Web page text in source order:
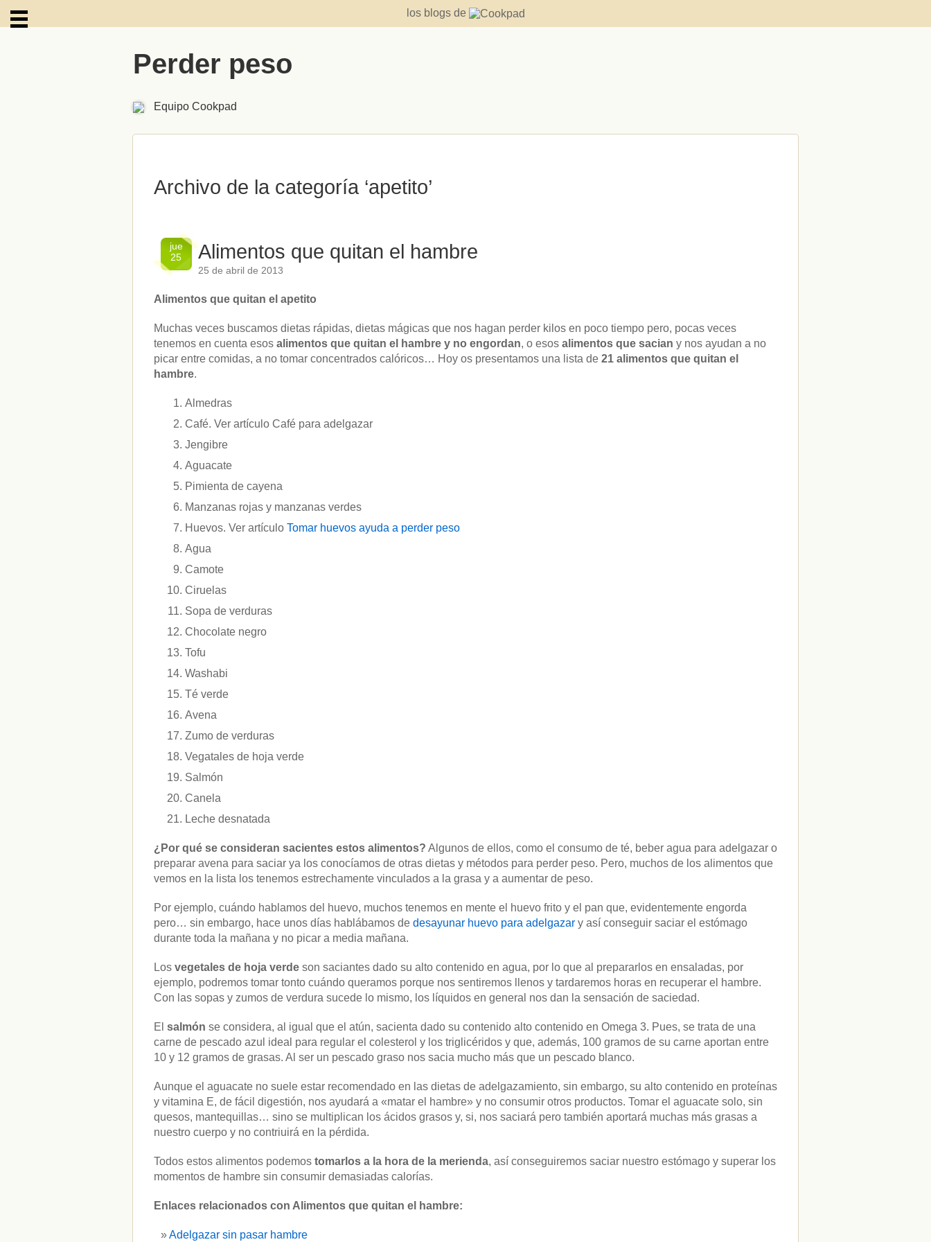
los blogs de
Perder peso
Equipo Cookpad
Archivo de la categoría ‘apetito’
jue
25
Alimentos que quitan el hambre
25 de abril de 2013
Alimentos que quitan el apetito
Muchas veces buscamos dietas rápidas, dietas mágicas que nos hagan perder kilos en poco tiempo pero, pocas veces
tenemos en cuenta esos alimentos que quitan el hambre y no engordan, o esos alimentos que sacian y nos ayudan a no
picar entre comidas, a no tomar concentrados calóricos… Hoy os presentamos una lista de 21 alimentos que quitan el
hambre.
Almedras
Café. Ver artículo Café para adelgazar
Jengibre
Aguacate
Pimienta de cayena
Manzanas rojas y manzanas verdes
Huevos. Ver artículo Tomar huevos ayuda a perder peso
Agua
Camote
Ciruelas
Sopa de verduras
Chocolate negro
Tofu
Washabi
Té verde
Avena
Zumo de verduras
Vegatales de hoja verde
Salmón
Canela
Leche desnatada
¿Por qué se consideran sacientes estos alimentos? Algunos de ellos, como el consumo de té, beber agua para adelgazar o
preparar avena para saciar ya los conocíamos de otras dietas y métodos para perder peso. Pero, muchos de los alimentos que
vemos en la lista los tenemos estrechamente vinculados a la grasa y a aumentar de peso.
Por ejemplo, cuándo hablamos del huevo, muchos tenemos en mente el huevo frito y el pan que, evidentemente engorda
pero… sin embargo, hace unos días hablábamos de desayunar huevo para adelgazar y así conseguir saciar el estómago
durante toda la mañana y no picar a media mañana.
Los vegetales de hoja verde son saciantes dado su alto contenido en agua, por lo que al prepararlos en ensaladas, por
ejemplo, podremos tomar tonto cuándo queramos porque nos sentiremos llenos y tardaremos horas en recuperar el hambre.
Con las sopas y zumos de verdura sucede lo mismo, los líquidos en general nos dan la sensación de saciedad.
El salmón se considera, al igual que el atún, sacienta dado su contenido alto contenido en Omega 3. Pues, se trata de una
carne de pescado azul ideal para regular el colesterol y los triglicéridos y que, además, 100 gramos de su carne aportan entre
10 y 12 gramos de grasas. Al ser un pescado graso nos sacia mucho más que un pescado blanco.
Aunque el aguacate no suele estar recomendado en las dietas de adelgazamiento, sin embargo, su alto contenido en proteínas
y vitamina E, de fácil digestión, nos ayudará a «matar el hambre» y no consumir otros productos. Tomar el aguacate solo, sin
quesos, mantequillas… sino se multiplican los ácidos grasos y, si, nos saciará pero también aportará muchas más grasas a
nuestro cuerpo y no contriuirá en la pérdida.
Todos estos alimentos podemos tomarlos a la hora de la merienda, así conseguiremos saciar nuestro estómago y superar los
momentos de hambre sin consumir demasiadas calorías.
Enlaces relacionados con Alimentos que quitan el hambre:
Adelgazar sin pasar hambre